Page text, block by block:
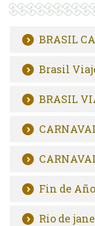
BRASIL
Brasil
BRASIL
Fin de
Rio de